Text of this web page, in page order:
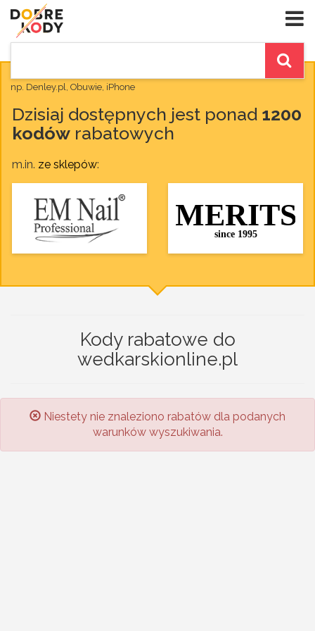
np. Denley.pl, Obuwie, iPhone
Dzisiaj dostępnych jest ponad 1200
kodów rabatowych
m.in. ze sklepów:
Kody rabatowe do
wedkarskionline.pl
Niestety nie znaleziono rabatów dla podanych
warunków wyszukiwania.